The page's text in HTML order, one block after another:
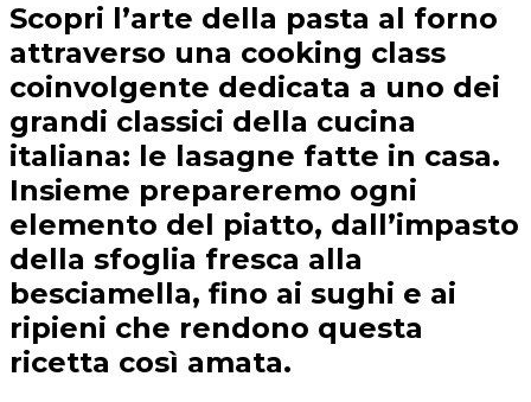
Scopri l’arte della pasta al forno
attraverso una cooking class
coinvolgente dedicata a uno dei
grandi classici della cucina
italiana: le lasagne fatte in casa.
Insieme prepareremo ogni
elemento del piatto, dall’impasto
della sfoglia fresca alla
besciamella, fino ai sughi e ai
ripieni che rendono questa
ricetta così amata.